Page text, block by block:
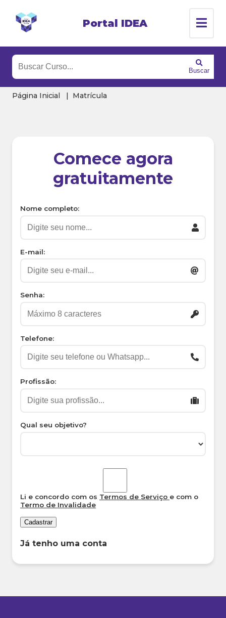
Portal IDEA
Buscar
Página Inicial Matrícula
Comece agora
gratuitamente
Nome completo:
E-mail:
Senha:
Telefone:
Profissão:
Qual seu objetivo?
Li e concordo com os Termos de Serviço e com o
Termo de Invalidade
Cadastrar
Já tenho uma conta